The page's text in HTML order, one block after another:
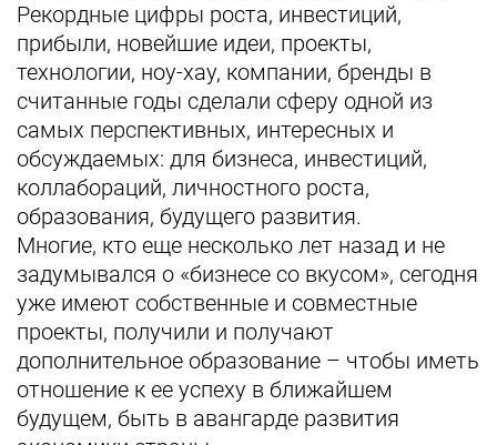
Рекордные цифры роста, инвестиций,
прибыли, новейшие идеи, проекты,
технологии, ноу-хау, компании, бренды в
считанные годы сделали сферу одной из
самых перспективных, интересных и
обсуждаемых: для бизнеса, инвестиций,
коллабораций, личностного роста,
образования, будущего развития.
Многие, кто еще несколько лет назад и не
задумывался о «бизнесе со вкусом», сегодня
уже имеют собственные и совместные
проекты, получили и получают
дополнительное образование – чтобы иметь
отношение к ее успеху в ближайшем
будущем, быть в авангарде развития